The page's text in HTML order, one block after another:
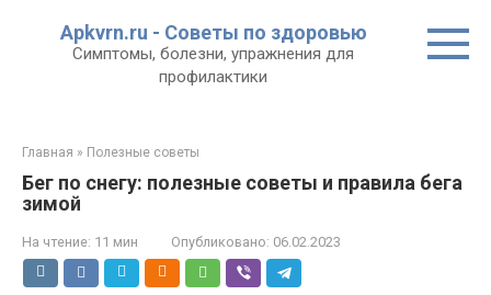
Apkvrn.ru - Советы по здоровью
Симптомы, болезни, упражнения для
профилактики
Главная » Полезные советы
Бег по снегу: полезные советы и правила бега
зимой
На чтение: 11 мин Опубликовано: 06.02.2023